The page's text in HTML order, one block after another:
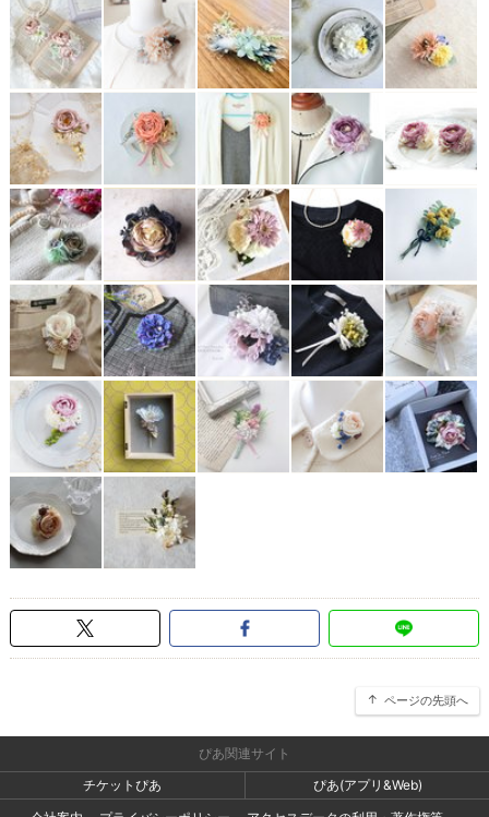
ページの先頭へ
ぴあ関連サイト
チケットぴあ
ぴあ(アプリ&Web)